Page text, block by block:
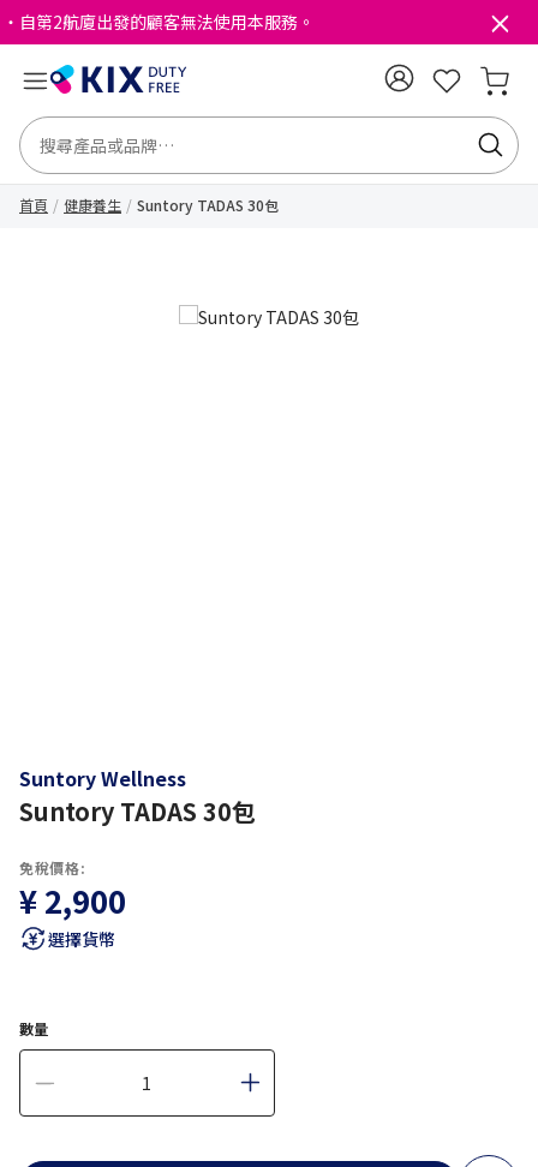
・自第2航廈出發的顧客無法使用本服務。
首頁 健康養生 Suntory TADAS 30包
Suntory Wellness
Suntory TADAS 30包
免稅價格:
¥ 2,900
選擇貨幣
數量